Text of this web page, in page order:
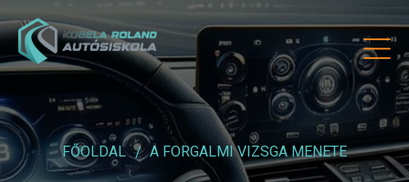
FŐOLDAL A FORGALMI VIZSGA MENETE